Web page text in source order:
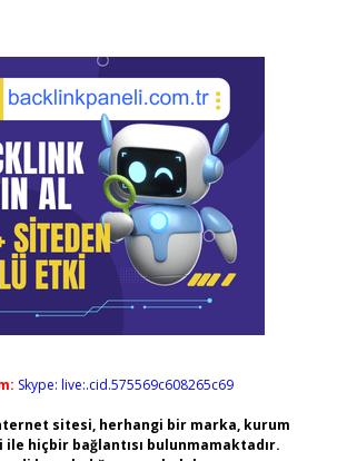
Skype: live:.cid.575569c608265c69
sitesi, herhangi bir marka, kurum
ile hiçbir bağlantısı bulunmamaktadır.